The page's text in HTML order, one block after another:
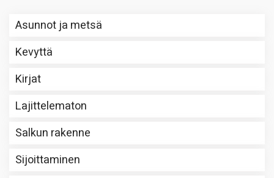
Asunnot ja metsä
Kevyttä
Kirjat
Lajittelematon
Salkun rakenne
Sijoittaminen